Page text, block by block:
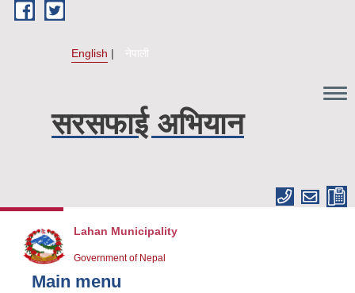
Skip to main content
English नेपाली
सरसफाई अभियान
Lahan Municipality
Government of Nepal
Main menu